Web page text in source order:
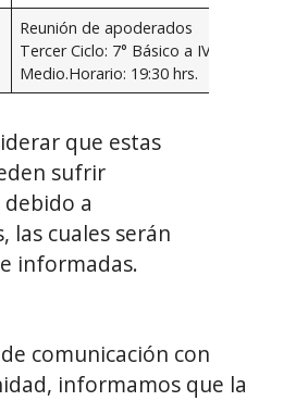
Reunión de apoderados
Tercer Ciclo: 7° Básico a IV
Medio.Horario: 19:30 hrs.
que estas
sufrir
a
las cuales serán
informadas.
comunicación con
informamos que la